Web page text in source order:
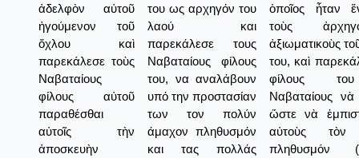
ἀδελφὸν αὐτοῦ
ἡγούμενον τοῦ
ὄχλου καὶ
παρεκάλεσε τοὺς
Ναβαταίους
φίλους αὐτοῦ
παραθέσθαι
αὐτοῖς τὴν
ἀποσκευὴν
του ως αρχηγόν του
λαού και
παρεκάλεσε τους
Ναβαταίους φίλους
του, να αναλάβουν
υπό την προστασίαν
των τον πολύν
άμαχον πληθυσμόν
και τας πολλάς
ὁποῖος ἦταν
τοὺς
ἀξιωματικοὺς
του, καὶ
φίλους
Ναβαταίους νὰ
ὥστε νὰ
αὐτοὺς τὸν
πληθυσμόν